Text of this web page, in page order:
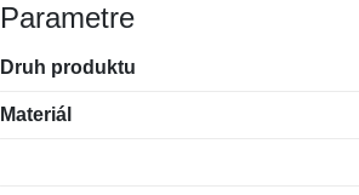
Parametre
Druh produktu
Materiál